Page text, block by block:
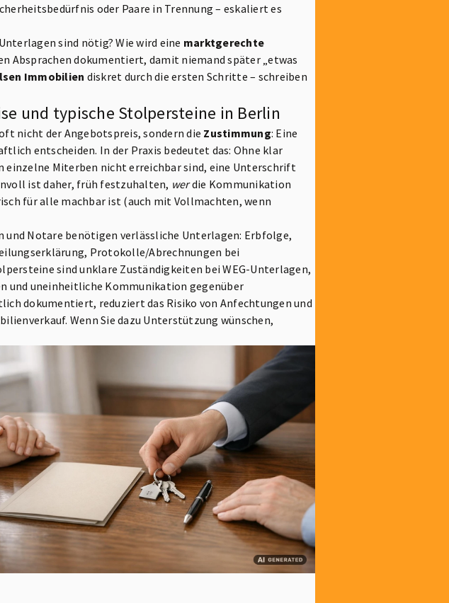
oder Paare in Trennung – eskaliert es
sind nötig? Wie wird eine marktgerechte
Absprachen dokumentiert, damit niemand später „etwas
Immobilien diskret durch die ersten Schritte – schreiben
und typische Stolpersteine in Berlin
nicht der Angebotspreis, sondern die Zustimmung: Eine
entscheiden. In der Praxis bedeutet das: Ohne klar
Miterben nicht erreichbar sind, eine Unterschrift
ist daher, früh festzuhalten, werdie Kommunikation
für alle machbar ist (auch mit Vollmachten, wenn
und Notare benötigen verlässliche Unterlagen: Erbfolge,
Protokolle/Abrechnungen bei
sind unklare Zuständigkeiten bei WEG-Unterlagen,
und uneinheitliche Kommunikation gegenüber
dokumentiert, reduziert das Risiko von Anfechtungen und
Wenn Sie dazu Unterstützung wünschen,